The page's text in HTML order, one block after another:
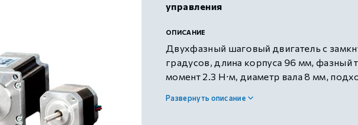
управления
ОПИСАНИЕ
Двухфазный шаговый двигатель с
градусов, длина корпуса 96 мм,
момент 2.3 Н⋅м, диаметр вала 8 мм,
Развернуть описание
с разомкнутым контуром)